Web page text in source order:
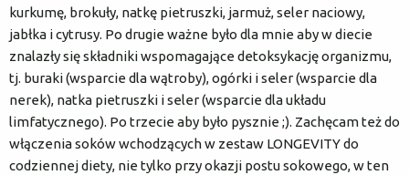
kurkumę, brokuły, natkę pietruszki, jarmuż, seler naciowy,
jabłka i cytrusy. Po drugie ważne było dla mnie aby w diecie
znalazły się składniki wspomagające detoksykację organizmu,
tj. buraki (wsparcie dla wątroby), ogórki i seler (wsparcie dla
nerek), natka pietruszki i seler (wsparcie dla układu
limfatycznego). Po trzecie aby było pysznie ;). Zachęcam też do
włączenia soków wchodzących w zestaw LONGEVITY do
codziennej diety, nie tylko przy okazji postu sokowego, w ten